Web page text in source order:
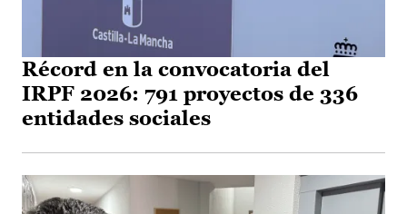
Récord en la convocatoria del
IRPF 2026: 791 proyectos de 336
entidades sociales